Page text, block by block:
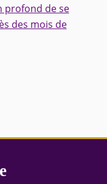
profond de se
des mois de